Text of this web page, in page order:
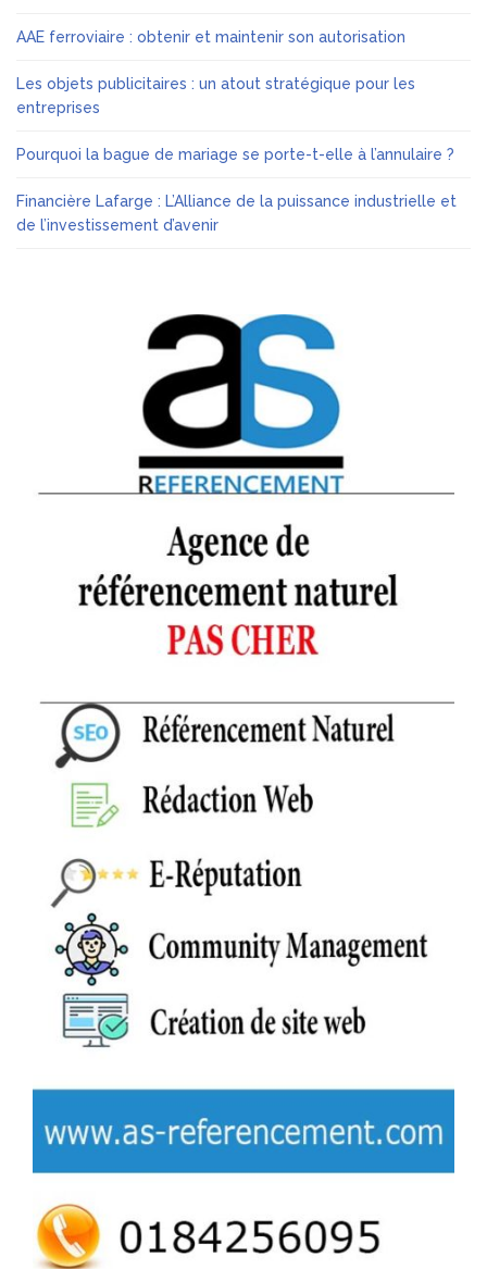
AAE ferroviaire : obtenir et maintenir son autorisation
Les objets publicitaires : un atout stratégique pour les
entreprises
Pourquoi la bague de mariage se porte-t-elle à l’annulaire ?
Financière Lafarge : L’Alliance de la puissance industrielle et
de l’investissement d’avenir